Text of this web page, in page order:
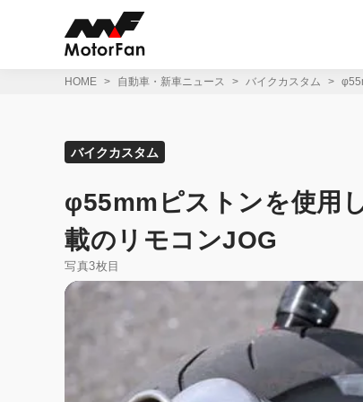
HOME 自動車・新車ニュース バイクカスタム
バイクカスタム
φ55mmピストンを使用
載のリモコンJOG
写真3枚目